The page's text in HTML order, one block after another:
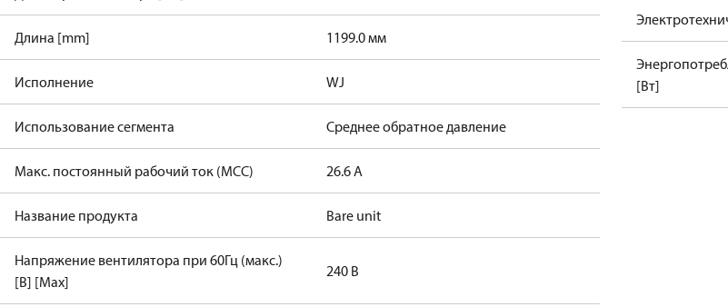
Длина [mm] 1199.0 мм
Исполнение WJ
Использование сегмента Среднее обратное давление
Макс. постоянный рабочий ток (MCC) 26.6 A
Название продукта Bare unit
Напряжение вентилятора при 60Гц (макс.)
[В] [Max]
240 В
[Вт]